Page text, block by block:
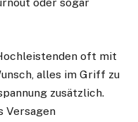
oft mit
alles im Griff zu
zusätzlich.
Versagen